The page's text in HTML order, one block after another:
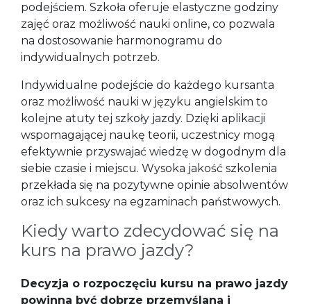
podejściem. Szkoła oferuje elastyczne godziny
zajęć oraz możliwość nauki online, co pozwala
na dostosowanie harmonogramu do
indywidualnych potrzeb.
Indywidualne podejście do każdego kursanta
oraz możliwość nauki w języku angielskim to
kolejne atuty tej szkoły jazdy. Dzięki aplikacji
wspomagającej naukę teorii, uczestnicy mogą
efektywnie przyswajać wiedzę w dogodnym dla
siebie czasie i miejscu. Wysoka jakość szkolenia
przekłada się na pozytywne opinie absolwentów
oraz ich sukcesy na egzaminach państwowych.
Kiedy warto zdecydować się na
kurs na prawo jazdy?
Decyzja o rozpoczęciu kursu na prawo jazdy
powinna być dobrze przemyślana i